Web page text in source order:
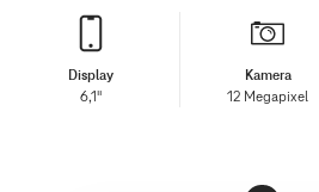
Display
6,1"
Kamera
12 Megapixel